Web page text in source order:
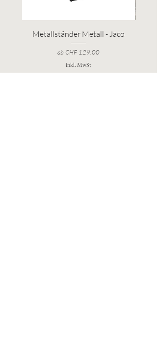
Metallständer Metall - Jaco
ab CHF 129.00
Sale-Preis
inkl. MwSt